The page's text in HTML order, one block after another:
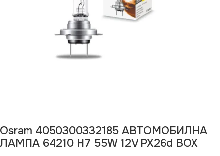
Osram 4050300332185 АВТОМОБИЛНА
ЛАМПА 64210 H7 55W 12V PX26d BOX